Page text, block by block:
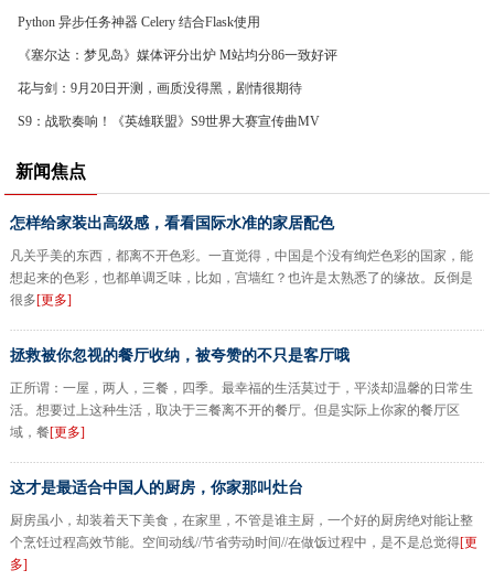
Python 异步任务神器 Celery 结合Flask使用
《塞尔达：梦见岛》媒体评分出炉 M站均分86一致好评
花与剑：9月20日开测，画质没得黑，剧情很期待
S9：战歌奏响！《英雄联盟》S9世界大赛宣传曲MV
新闻焦点
怎样给家装出高级感，看看国际水准的家居配色
凡关乎美的东西，都离不开色彩。一直觉得，中国是个没有绚烂色彩的国家，能
想起来的色彩，也都单调乏味，比如，宫墙红？也许是太熟悉了的缘故。反倒是
很多[更多]
拯救被你忽视的餐厅收纳，被夸赞的不只是客厅哦
正所谓：一屋，两人，三餐，四季。最幸福的生活莫过于，平淡却温馨的日常生
活。想要过上这种生活，取决于三餐离不开的餐厅。但是实际上你家的餐厅区
域，餐[更多]
这才是最适合中国人的厨房，你家那叫灶台
厨房虽小，却装着天下美食，在家里，不管是谁主厨，一个好的厨房绝对能让整
个烹饪过程高效节能。空间动线//节省劳动时间//在做饭过程中，是不是总觉得[更
多]